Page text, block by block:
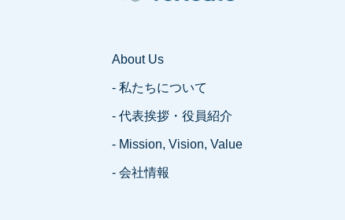
About Us
- 私たちについて
- 代表挨拶・役員紹介
- Mission, Vision, Value
- 会社情報